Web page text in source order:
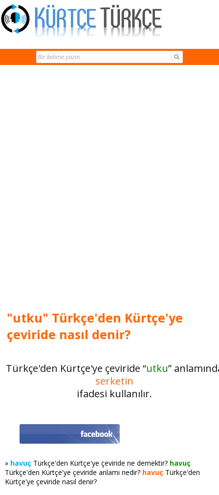
"utku" Türkçe'den Kürtçe'ye
çeviride nasıl denir?
Türkçe'den Kürtçe'ye çeviride “utku”
serketin
ifadesi kullanılır.
» havuç Türkçe'den Kürtçe'ye çeviride ne demektir? havuç
Türkçe'den Kürtçe'ye çeviride anlamı nedir? havuç Türkçe'den
Kürtçe'ye çeviride nasıl denir?